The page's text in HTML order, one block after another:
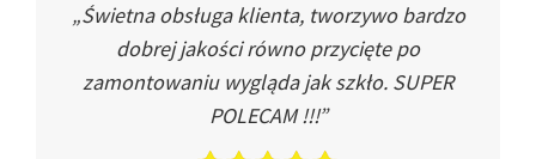
„Świetna obsługa klienta, tworzywo bardzo
dobrej jakości równo przycięte po
zamontowaniu wygląda jak szkło. SUPER
POLECAM !!!”